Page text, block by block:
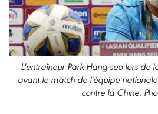
L'entraîneur Park Hang-seo lors de
avant le match de l'équipe
contre la Chine.